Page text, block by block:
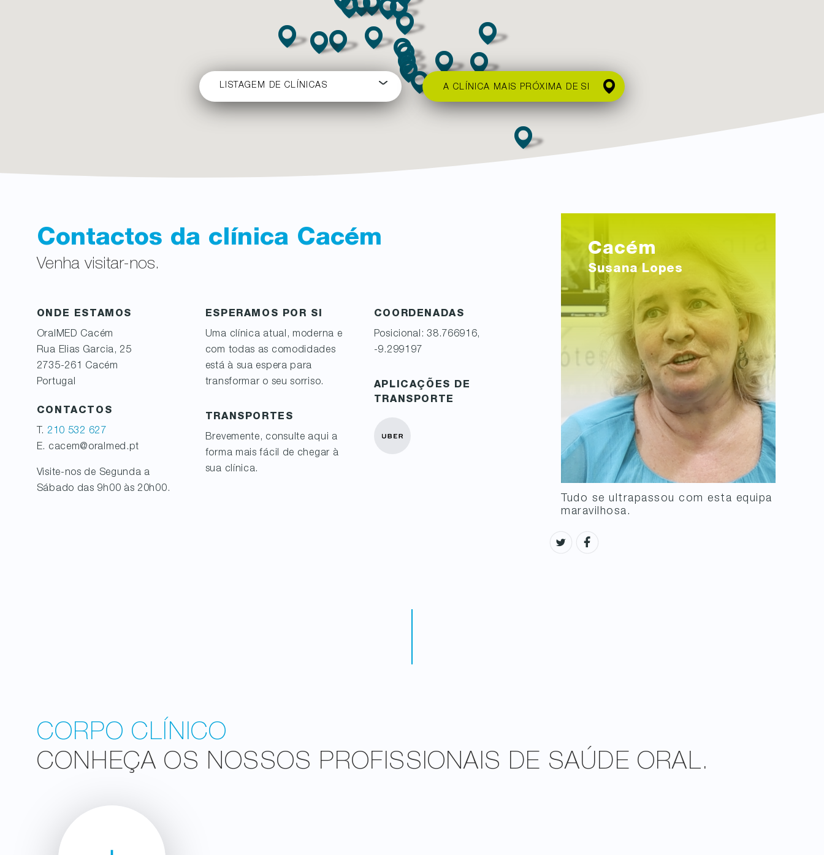
LISTAGEM DE CLÍNICAS A CLÍNICA MAIS PRÓXIMA DE SI
Contactos da clínica Cacém
Venha visitar-nos.
ONDE ESTAMOS
OralMED Cacém
Rua Elias Garcia, 25
2735-261 Cacém
Portugal
CONTACTOS
T. 210 532 627
E. cacem@oralmed.pt
Visite-nos de Segunda a
Sábado das 9h00 às 20h00.
ESPERAMOS POR SI
Uma clínica atual, moderna e
com todas as comodidades
está à sua espera para
transformar o seu sorriso.
TRANSPORTES
Brevemente, consulte aqui a
forma mais fácil de chegar à
sua clínica.
COORDENADAS
Posicional: 38.766916,
-9.299197
APLICAÇÕES DE
TRANSPORTE
Cacém
Susana Lopes
Tudo se ultrapassou com esta equipa
maravilhosa.
CORPO CLÍNICO
CONHEÇA OS NOSSOS PROFISSIONAIS DE SAÚDE ORAL.